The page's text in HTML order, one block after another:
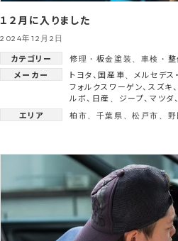
１２月に入りました
2024年12月2日
カテゴリー 修理・板金塗装 車検・整
メーカー
トヨタ、 国産車、 メルセデス
フォルクスワーゲン、スズキ、
ルボ、 日産 、 ジープ、マツダ
エリア
柏市、 千葉県 、松戸市 、